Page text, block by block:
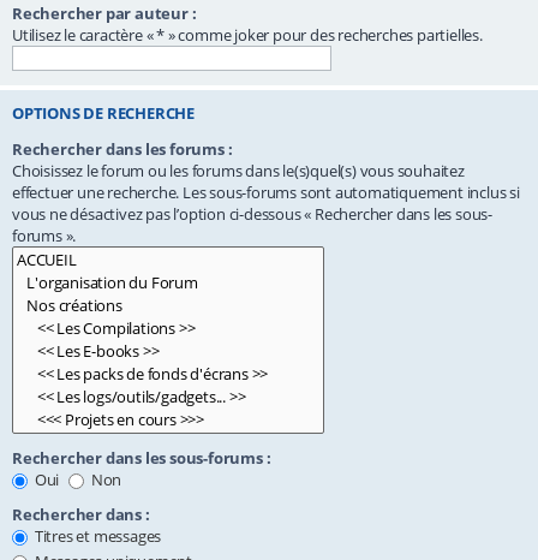
Rechercher par auteur :
Utilisez le caractère « * » comme joker pour des recherches partielles.
OPTIONS DE RECHERCHE
Rechercher dans les forums :
Choisissez le forum ou les forums dans le(s)quel(s) vous souhaitez
effectuer une recherche. Les sous-forums sont automatiquement inclus si
vous ne désactivez pas l’option ci-dessous « Rechercher dans les sous-
forums ».
Rechercher dans les sous-forums :
Oui
Non
Rechercher dans :
Titres et messages